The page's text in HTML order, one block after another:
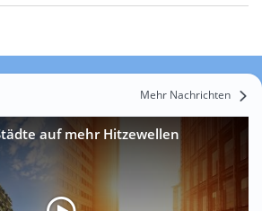
Mehr Nachrichten
auf mehr Hitzewellen